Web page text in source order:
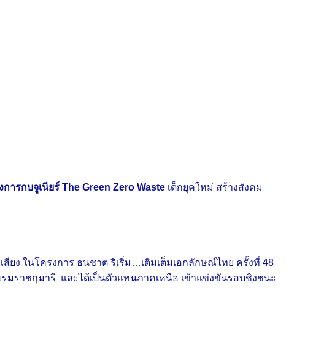
การกบจูเนียร์ The Green Zero Waste เด็กยุคใหม่ สร้างสังคม
ยง ในโครงการ ธนชาต ริเริ่ม…เติมเต็มเอกลักษณ์ไทย ครั้งที่ 48
มราชกุมารี และได้เป็นตัวแทนภาคเหนือ เข้าแข่งขันรอบชิงชนะ